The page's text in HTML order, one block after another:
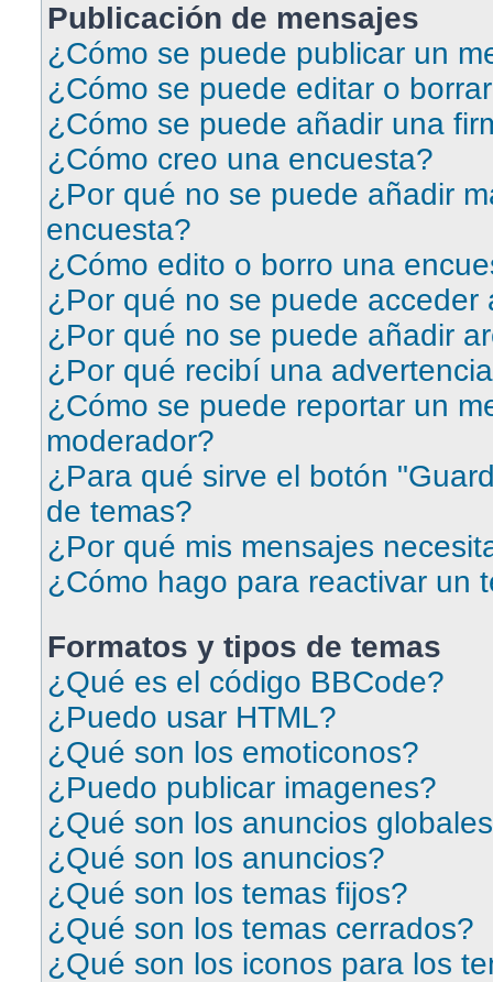
Publicación de mensajes
¿Cómo se puede publicar un
¿Cómo se puede editar o
¿Cómo se puede añadir una
¿Cómo creo una encuesta?
¿Por qué no se puede añadir
encuesta?
¿Cómo edito o borro una
¿Por qué no se puede acceder
¿Por qué no se puede añadir
¿Por qué recibí una
¿Cómo se puede reportar un
moderador?
¿Para qué sirve el botón
de temas?
¿Por qué mis mensajes
¿Cómo hago para reactivar un
Formatos y tipos de temas
¿Qué es el código BBCode?
¿Puedo usar HTML?
¿Qué son los emoticonos?
¿Puedo publicar imagenes?
¿Qué son los anuncios
¿Qué son los anuncios?
¿Qué son los temas fijos?
¿Qué son los temas cerrados?
¿Qué son los iconos para los